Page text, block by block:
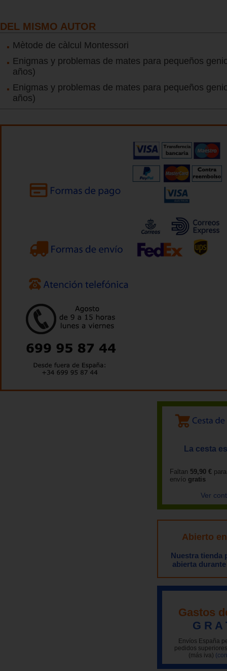
DEL MISMO AUTOR
Mètode de càlcul Montessori
Enigmas y problemas de mates para pequeños
años)
Enigmas y problemas de mates para pequeños
años)
La cesta
Faltan 59,90 €
envío gratis
Ver
Abierto
Nuestra tienda
abierta
Gastos
G R A
Envíos España
pedidos
(más iva)